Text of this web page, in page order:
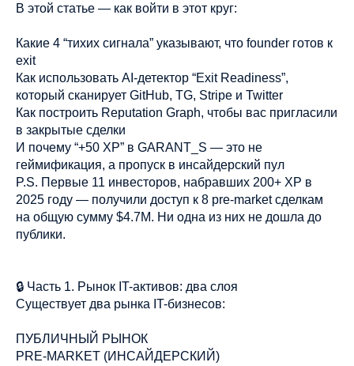
В этой статье — как войти в этот круг:
Какие 4 “тихих сигнала” указывают, что founder готов к
exit
Как использовать AI-детектор “Exit Readiness”,
который сканирует GitHub, TG, Stripe и Twitter
Как построить Reputation Graph, чтобы вас пригласили
в закрытые сделки
И почему “+50 XP” в GARANT_S — это не
геймификация, а пропуск в инсайдерский пул
P.S. Первые 11 инвесторов, набравших 200+ XP в
2025 году — получили доступ к 8 pre-market сделкам
на общую сумму $4.7M. Ни одна из них не дошла до
публики.
🔒 Часть 1. Рынок IT-активов: два слоя
Существует два рынка IT-бизнесов:
ПУБЛИЧНЫЙ РЫНОК
PRE-MARKET (ИНСАЙДЕРСКИЙ)